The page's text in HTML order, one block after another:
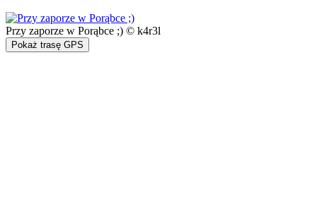
Przy zaporze w Porąbce ;) © k4r3l
Pokaż trasę GPS